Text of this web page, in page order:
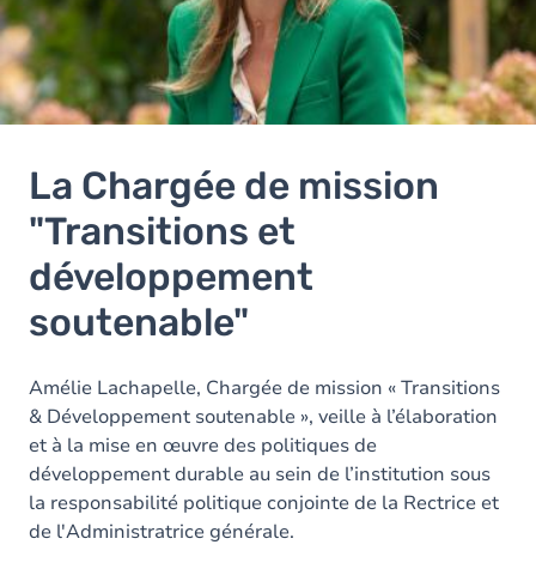
La Chargée de mission
"Transitions et
développement
soutenable"
Amélie Lachapelle, Chargée de mission « Transitions
& Développement soutenable », veille à l’élaboration
et à la mise en œuvre des politiques de
développement durable au sein de l’institution sous
la responsabilité politique conjointe de la Rectrice et
de l'Administratrice générale.